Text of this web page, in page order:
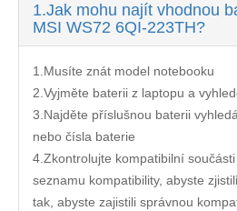
1.Jak mohu najít vhodnou
MSI WS72 6QI-223TH?
1.Musíte znát model notebooku
2.Vyjměte baterii z laptopu a
3.Najděte příslušnou baterii
nebo čísla baterie
4.Zkontrolujte kompatibilní
seznamu kompatibility, abyste
tak, abyste zajistili správnou